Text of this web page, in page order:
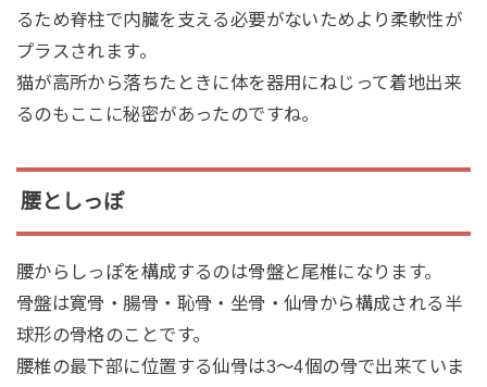
るため脊柱で内臓を支える必要がないためより柔軟性が
プラスされます。
猫が高所から落ちたときに体を器用にねじって着地出来
るのもここに秘密があったのですね。
腰としっぽ
腰からしっぽを構成するのは骨盤と尾椎になります。
骨盤は寛骨・腸骨・恥骨・坐骨・仙骨から構成される半
球形の骨格のことです。
腰椎の最下部に位置する仙骨は3～4個の骨で出来ていま